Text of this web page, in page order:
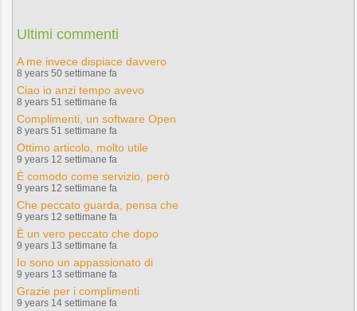
Ultimi commenti
A me invece dispiace davvero
8 years 50 settimane fa
Ciao io anzi tempo avevo
8 years 51 settimane fa
Complimenti, un software Open
8 years 51 settimane fa
Ottimo articolo, molto utile
9 years 12 settimane fa
È comodo come servizio, però
9 years 12 settimane fa
Che peccato guarda, pensa che
9 years 12 settimane fa
È un vero peccato che dopo
9 years 13 settimane fa
Io sono un appassionato di
9 years 13 settimane fa
Grazie per i complimenti
9 years 14 settimane fa